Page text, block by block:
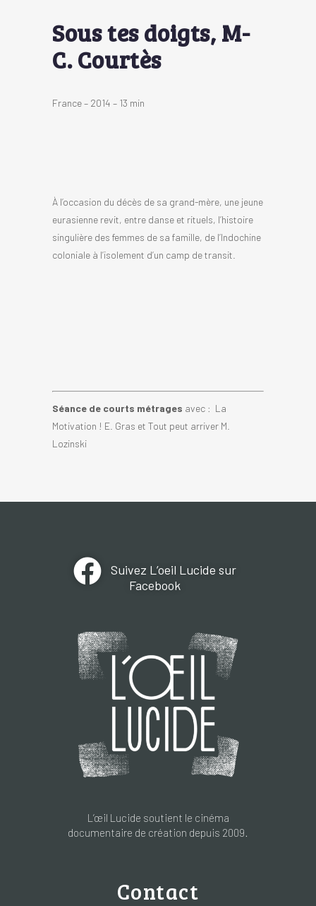
Sous tes doigts, M-
C. Courtès
France – 2014 – 13 min
À l’occasion du décès de sa grand-mère, une jeune
eurasienne revit, entre danse et rituels, l’histoire
singulière des femmes de sa famille, de l’Indochine
coloniale à l’isolement d’un camp de transit.
Séance de courts métrages avec : La
Motivation ! E. Gras et Tout peut arriver M.
Lozinski
Suivez L’oeil Lucide sur
Facebook
L’œil Lucide soutient le cinéma
documentaire de création depuis 2009.
Contact